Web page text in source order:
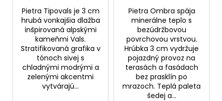
Pietra Tipovals je 3 cm
hrubá vonkajšia dlažba
inšpirovaná alpskými
kameňmi Vals.
Stratifikovaná grafika v
tónoch sivej s
chladnými modrými a
zelenými akcentmi
vytvárajú...
Pietra Ombra spája
minerálne teplo s
bezúdržbovou
povrchovou vrstvou.
Hrúbka 3 cm vydržuje
pojazdný provoz na
terasách a fasádach
bez prasklín po
mrazoch. Teplá paleta
šedej a...